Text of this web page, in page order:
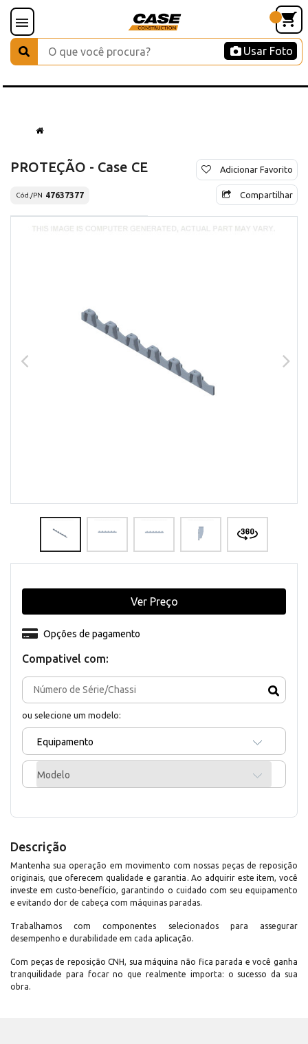
Usar Foto
PROTEÇÃO - Case CE
Cód./PN 47637377
Adicionar Favorito
Compartilhar
Compativel com:
ou selecione um modelo:
Equipamento
Modelo
Opções de pagamento
Ver Preço
Descrição
Mantenha sua operação em movimento com nossas peças de reposição
originais, que oferecem qualidade e garantia. Ao adquirir este item, você
investe em custo-benefício, garantindo o cuidado com seu equipamento
e evitando dor de cabeça com máquinas paradas.
Trabalhamos com componentes selecionados para assegurar
desempenho e durabilidade em cada aplicação.
Com peças de reposição CNH, sua máquina não fica parada e você ganha
tranquilidade para focar no que realmente importa: o sucesso da sua
obra.